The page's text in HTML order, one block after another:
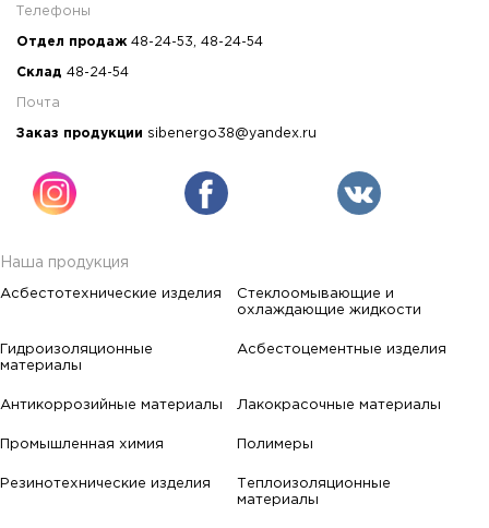
Телефоны
Отдел продаж 48-24-53 48-24-54
Склад 48-24-54
Почта
Заказ продукции sibenergo38@yandex.ru
Наша продукция
Асбестотехнические изделия
Стеклоомывающие и
охлаждающие жидкости
Гидроизоляционные
материалы
Асбестоцементные изделия
Антикоррозийные материалы Лакокрасочные материалы
Промышленная химия Полимеры
Резинотехнические изделия
Теплоизоляционные
материалы